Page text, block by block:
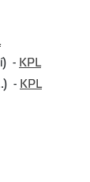
- KPL
- KPL